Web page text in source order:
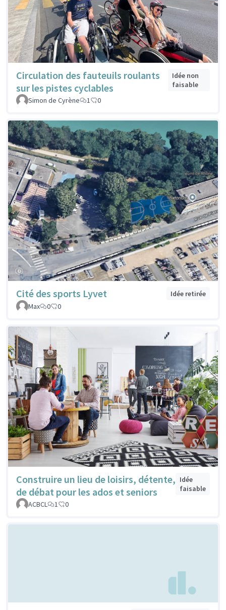
Circulation des fauteuils roulants
sur les pistes cyclables
Idée non
faisable
Simon de Cyrène
1 0
Cité des sports Lyvet
Idée retirée
Max
0 0
Construire un lieu de loisirs, détente,
de débat pour les ados et seniors
Idée
faisable
ACBCL
1 0